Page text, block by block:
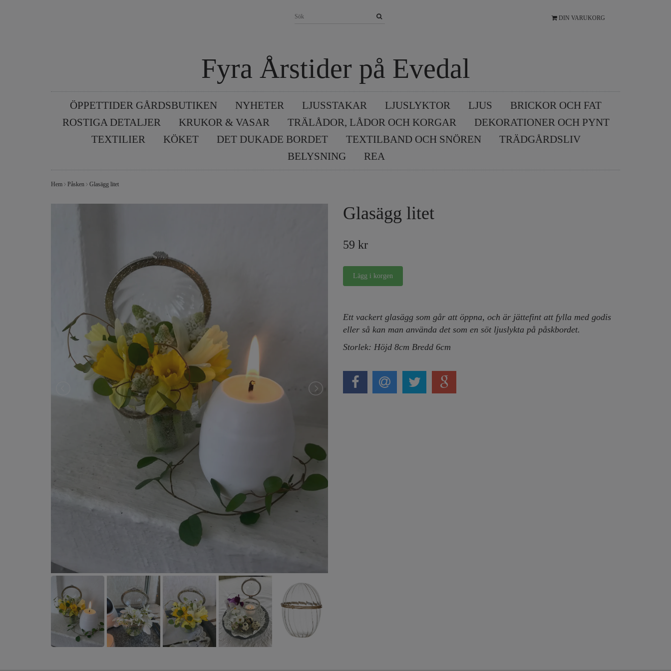
DIN VARUKORG
Fyra Årstider på Evedal
ÖPPETTIDER GÅRDSBUTIKEN NYHETER LJUSSTAKAR LJUSLYKTOR LJUS
BRICKOR OCH FAT
ROSTIGA DETALJER
KRUKOR & VASAR TRÄLÅDOR, LÅDOR OCH KORGAR
DEKORATIONER OCH PYNT
TEXTILIER
KÖKET DET DUKADE BORDET TEXTILBAND OCH SNÖREN
TRÄDGÅRDSLIV
BELYSNING
REA
Hem Påsken Glasägg litet
Glasägg litet
59 kr
Ett vackert glasägg som går att öppna, och är jättefint att fylla med godis
eller så kan man använda det som en söt ljuslykta på påskbordet.
Storlek: Höjd 8cm Bredd 6cm